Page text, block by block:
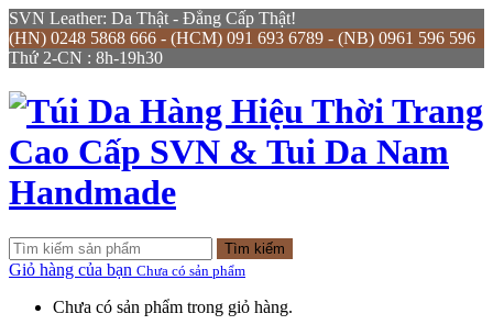
SVN Leather: Da Thật - Đẳng Cấp Thật!
(HN) 0248 5868 666 - (HCM) 091 693 6789 - (NB) 0961 596 596
Thứ 2-CN : 8h-19h30
Tìm kiếm
Giỏ hàng của bạn Chưa có sản phẩm
Chưa có sản phẩm trong giỏ hàng.